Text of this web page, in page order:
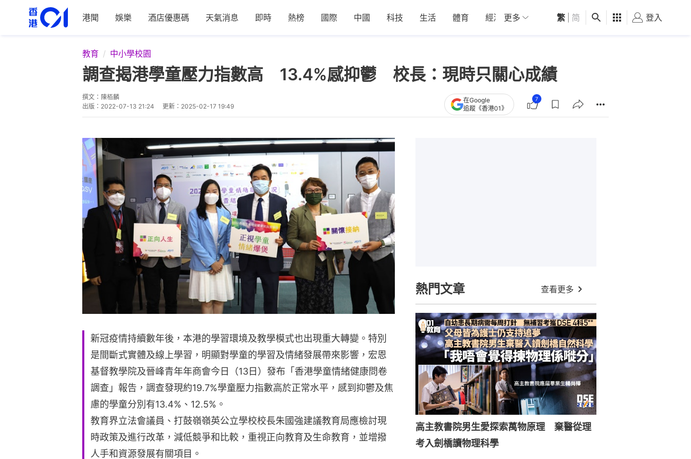
港聞 娛樂 酒店優惠碼 天氣消息 即時 熱榜 國際 中國 科技 生活 體育 經濟 01深圳 觀點 健康 好食玩飛
更多 繁 简 登入
教育 中小學校園
調查揭港學童壓力指數高 13.4%感抑鬱 校長：現時只關心成績
撰文： 陳栢麟
出版： 2022-07-13 21:24 更新： 2025-02-17 19:49
在Google
追蹤《香港01》
7
新冠疫情持續數年後，本港的學習環境及教學模式也出現重大轉變。特別
是間斷式實體及線上學習，明顯對學童的學習及情緒發展帶來影響，宏恩
基督教學院及晉峰青年年商會今日（13日）發布「香港學童情緒健康問卷
調查」報告，調查發現約19.7%學童壓力指數高於正常水平，感到抑鬱及焦
慮的學童分別有13.4%、12.5%。
教育界立法會議員、打鼓嶺嶺英公立學校校長朱國強建議教育局應檢討現
時政策及進行改革，減低競爭和比較，重視正向教育及生命教育，並增撥
人手和資源發展有關項目。
熱門文章 查看更多
高主教書院男生愛探索萬物原理 棄醫從理
考入劍橋讀物理科學